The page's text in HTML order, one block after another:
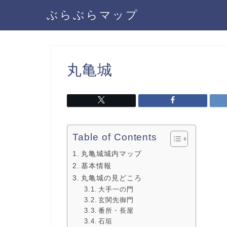
ぶらぶらマップ
丸亀城
Table of Contents
丸亀城城内マップ
基本情報
丸亀城の見どころ
大手一の門
玄関先御門
番所・長屋
石垣